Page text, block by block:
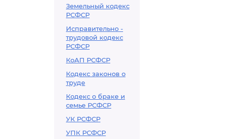
Земельный кодекс
РСФСР
Исправительно -
трудовой кодекс
РСФСР
КоАП РСФСР
Кодекс законов о
труде
Кодекс о браке и
семье РСФСР
УК РСФСР
УПК РСФСР